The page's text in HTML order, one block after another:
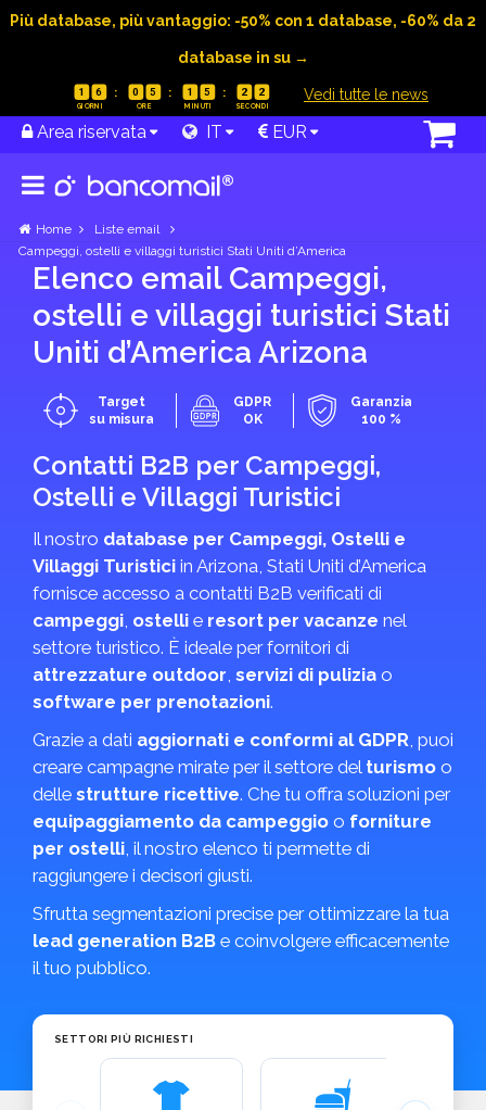
Più database, più vantaggio: -50% con 1 database, -60% da 2
database in su →
1 6 0 5 1 5 2 1 Vedi tutte le news
Area riservata IT EUR
Home
Liste email
Campeggi, ostelli e villaggi turistici Stati Uniti d’America
Elenco email Campeggi,
ostelli e villaggi turistici Stati
Uniti d’America Arizona
Target
su misura
GDPR
OK
Garanzia
100 %
Contatti B2B per Campeggi,
Ostelli e Villaggi Turistici
Il nostro database per Campeggi, Ostelli e
Villaggi Turistici in Arizona, Stati Uniti d’America
fornisce accesso a contatti B2B verificati di
campeggi, ostelli e resort per vacanze nel
settore turistico. È ideale per fornitori di
attrezzature outdoor, servizi di pulizia o
software per prenotazioni.
Grazie a dati aggiornati e conformi al GDPR, puoi
creare campagne mirate per il settore del turismo o
delle strutture ricettive. Che tu offra soluzioni per
equipaggiamento da campeggio o forniture
per ostelli, il nostro elenco ti permette di
raggiungere i decisori giusti.
Sfrutta segmentazioni precise per ottimizzare la tua
lead generation B2B e coinvolgere efficacemente
il tuo pubblico.
SETTORI PIÙ RICHIESTI